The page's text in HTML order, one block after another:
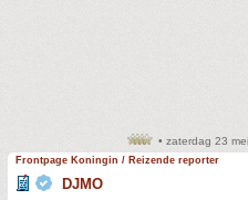
• zaterdag 23
Frontpage Koningin / Reizende reporter
DJMO